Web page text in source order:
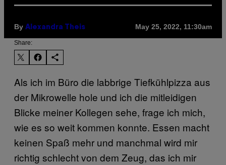
By Alexandra Theis May 25, 2022, 11:30am
Share:
Als ich im Büro die labbrige Tiefkühlpizza aus
der Mikrowelle hole und ich die mitleidigen
Blicke meiner Kollegen sehe, frage ich mich,
wie es so weit kommen konnte. Essen macht
keinen Spaß mehr und manchmal wird mir
richtig schlecht von dem Zeug, das ich mir